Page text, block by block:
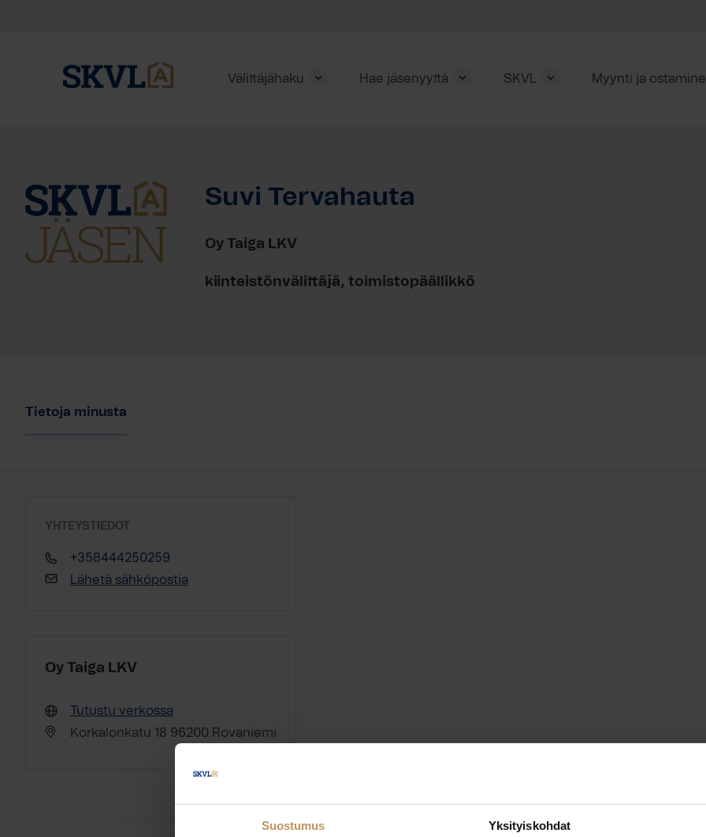
Suostumus Yksityiskohdat
Välittäjähaku Hae jäsenyyttä SKVL Myynti ja
Suvi Tervahauta
Oy Taiga LKV
kiinteistönvälittäjä, toimistopäällikkö
Tietoja minusta
YHTEYSTIEDOT
+358444250259
Lähetä sähköpostia
Oy Taiga LKV
Tutustu verkossa
Korkalonkatu 18 96200 Rovaniemi